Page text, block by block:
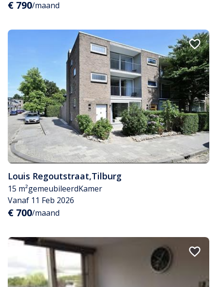
€ 790/maand
Louis Regoutstraat,Tilburg
15 m²gemeubileerdKamer
Vanaf 11 Feb 2026
€ 700/maand